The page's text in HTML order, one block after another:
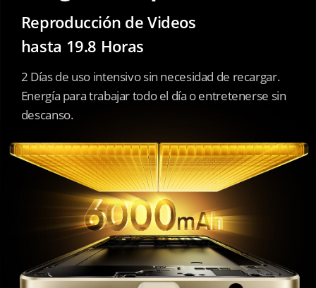
2 Días de uso intensivo sin necesidad de recargar.
Energía para trabajar todo el día o entretenerse sin
descanso.
Reproducción de Videos
hasta 19.8 Horas